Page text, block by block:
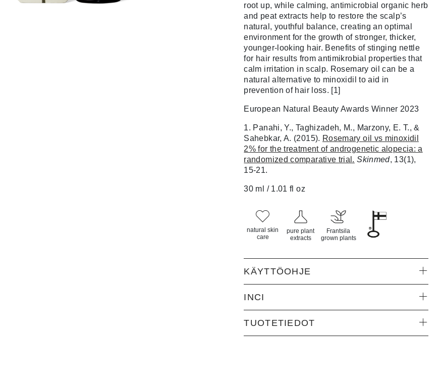
root up, while calming, antimicrobial organic herb
and peat extracts help to restore the scalp’s
natural, youthful balance, creating an optimal
environment for the growth of stronger, thicker,
younger-looking hair. Benefits of stinging nettle
for hair results from antimikrobial properties that
calm irritation in scalp. Rosemary oil can be a
natural alternative to minoxidil to aid in
prevention of hair loss. [1]
European Natural Beauty Awards Winner 2023
1. Panahi, Y., Taghizadeh, M., Marzony, E. T., &
Sahebkar, A. (2015). Rosemary oil vs minoxidil
2% for the treatment of androgenetic alopecia: a
randomized comparative trial. Skinmed, 13(1),
15-21.
30 ml / 1.01 fl oz
natural skin
care
pure plant
extracts
Frantsila
grown plants
KÄYTTÖOHJE
INCI
TUOTETIEDOT